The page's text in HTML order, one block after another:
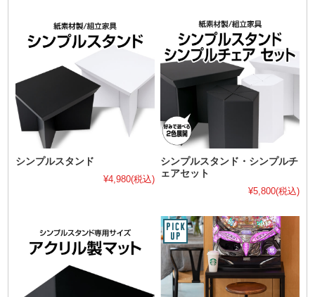
シンプルスタンド
¥4,980(税込)
シンプルスタンド・シンプルチ
ェアセット
¥5,800(税込)